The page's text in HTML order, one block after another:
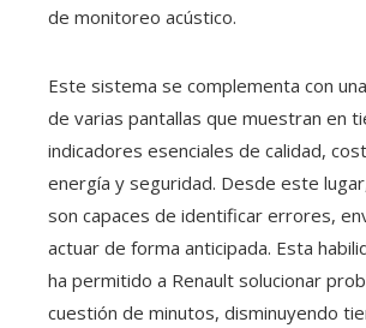
de monitoreo acústico.
Este sistema se complementa con
de varias pantallas que muestran en
indicadores esenciales de calidad,
energía y seguridad. Desde este
son capaces de identificar errores,
actuar de forma anticipada. Esta
ha permitido a Renault solucionar
cuestión de minutos, disminuyendo